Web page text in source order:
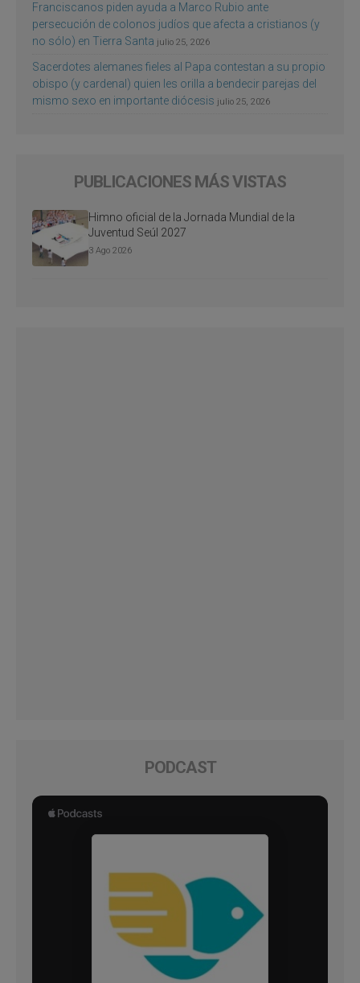
Franciscanos piden ayuda a Marco Rubio ante
persecución de colonos judíos que afecta a cristianos (y
no sólo) en Tierra Santa julio 25, 2026
Sacerdotes alemanes fieles al Papa contestan a su propio
obispo (y cardenal) quien les orilla a bendecir parejas del
mismo sexo en importante diócesis julio 25, 2026
PUBLICACIONES MÁS VISTAS
Himno oficial de la Jornada Mundial de la
Juventud Seúl 2027
3 Ago 2026
PODCAST